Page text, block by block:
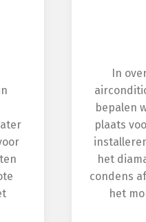
In
bepalen
plaats
het
condens
het